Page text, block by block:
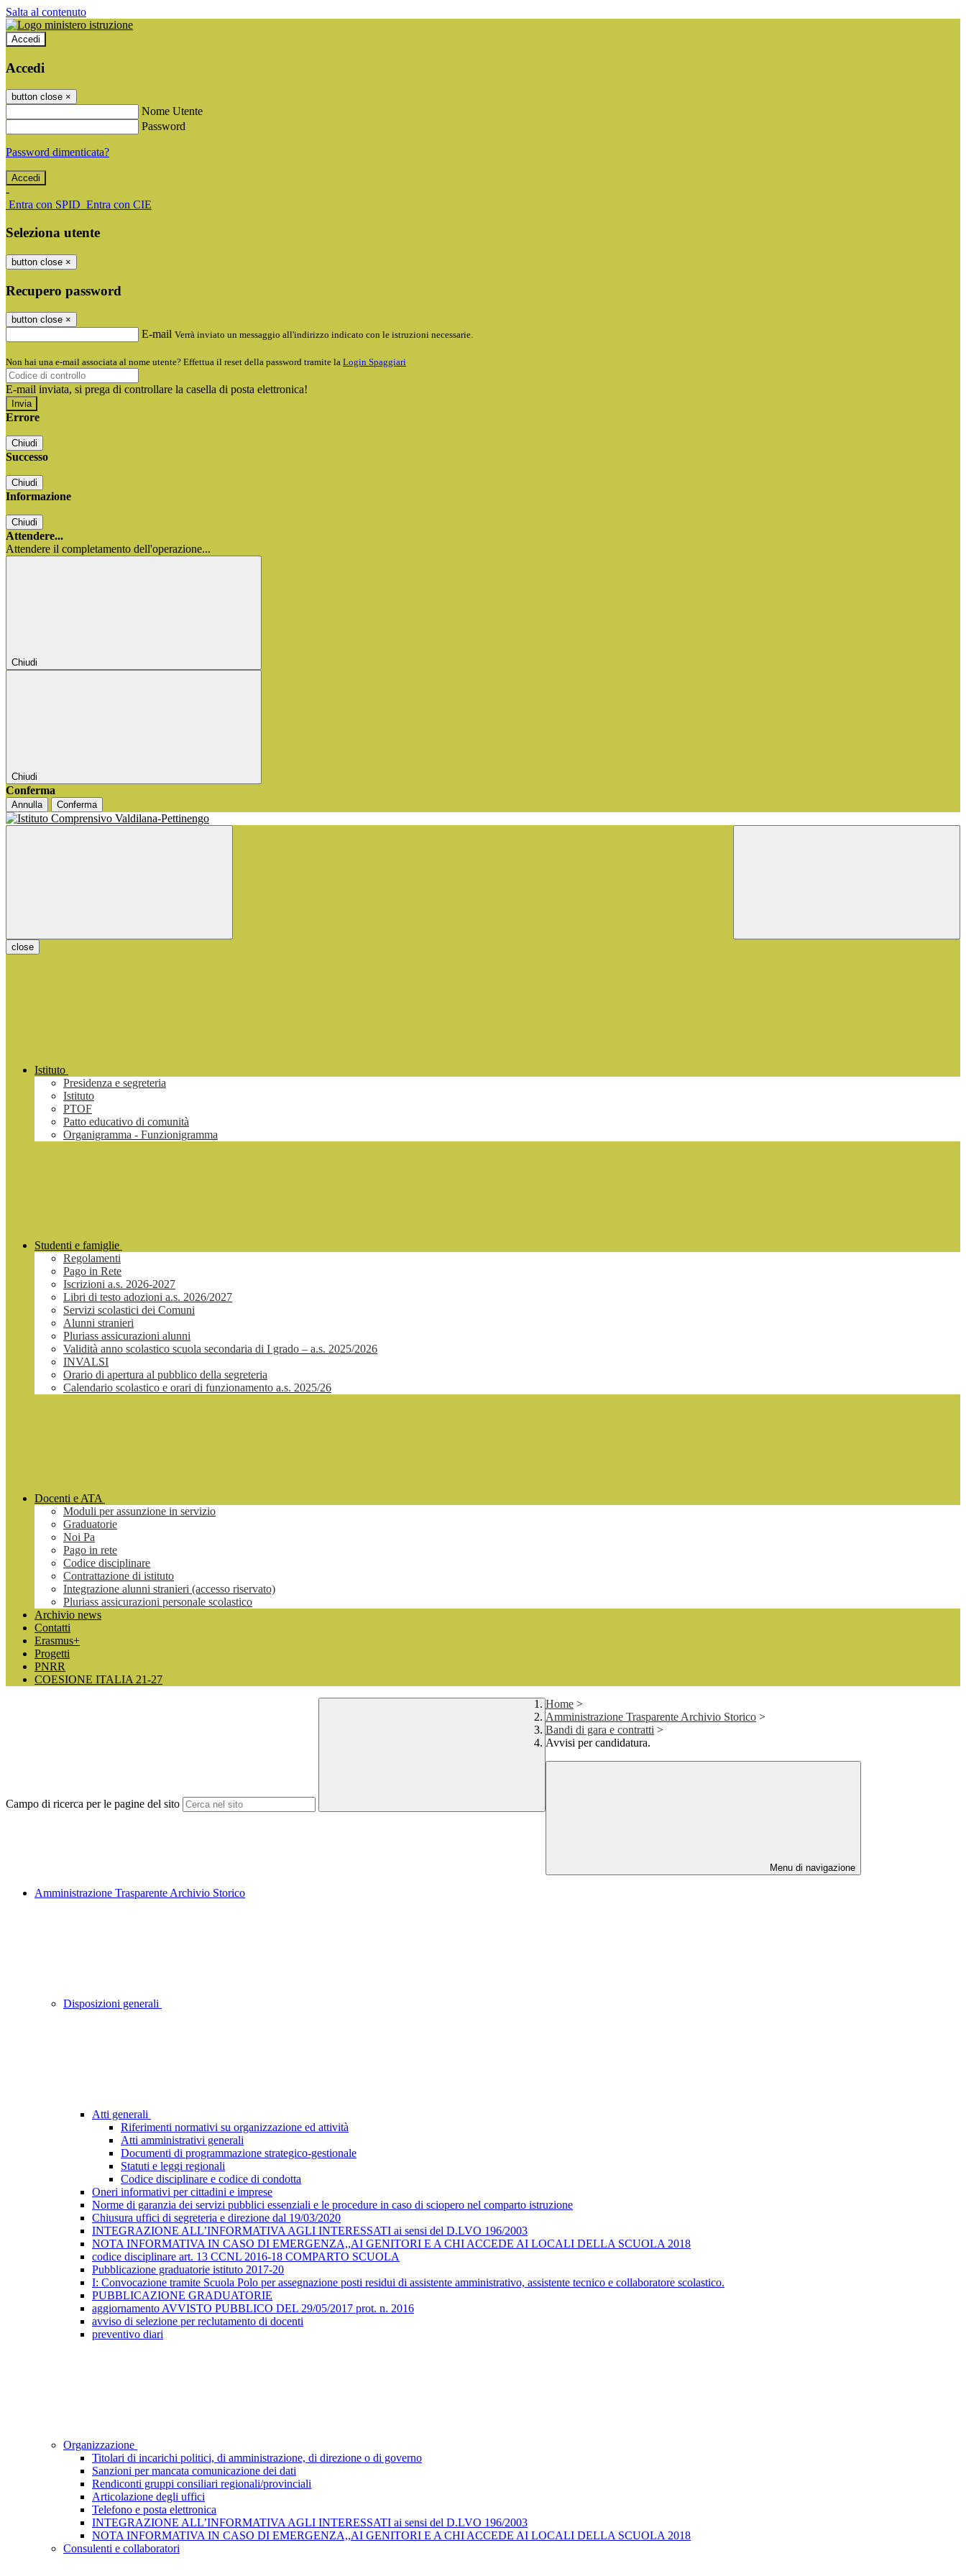
Salta al contenuto
Accedi
Accedi
button close ×
Nome Utente
Password
Password dimenticata?
-
Entra con SPID Entra con CIE
Seleziona utente
button close ×
Recupero password
button close ×
E-mail Verrà inviato un messaggio all'indirizzo indicato con le istruzioni necessarie.
Non hai una e-mail associata al nome utente? Effettua il reset della password tramite la Login Spaggiari
E-mail inviata, si prega di controllare la casella di posta elettronica!
Errore
Chiudi
Successo
Chiudi
Informazione
Chiudi
Attendere...
Attendere il completamento dell'operazione...
Chiudi
Chiudi
Conferma
Annulla Conferma
close
Istituto
Presidenza e segreteria
Istituto
PTOF
Patto educativo di comunità
Organigramma - Funzionigramma
Studenti e famiglie
Regolamenti
Pago in Rete
Iscrizioni a.s. 2026-2027
Libri di testo adozioni a.s. 2026/2027
Servizi scolastici dei Comuni
Alunni stranieri
Pluriass assicurazioni alunni
Validità anno scolastico scuola secondaria di I grado – a.s. 2025/2026
INVALSI
Orario di apertura al pubblico della segreteria
Calendario scolastico e orari di funzionamento a.s. 2025/26
Docenti e ATA
Moduli per assunzione in servizio
Graduatorie
Noi Pa
Pago in rete
Codice disciplinare
Contrattazione di istituto
Integrazione alunni stranieri (accesso riservato)
Pluriass assicurazioni personale scolastico
Archivio news
Contatti
Erasmus+
Progetti
PNRR
COESIONE ITALIA 21-27
Campo di ricerca per le pagine del sito
Home >
Amministrazione Trasparente Archivio Storico >
Bandi di gara e contratti >
Avvisi per candidatura.
Menu di navigazione
Amministrazione Trasparente Archivio Storico
Disposizioni generali
Atti generali
Riferimenti normativi su organizzazione ed attività
Atti amministrativi generali
Documenti di programmazione strategico-gestionale
Statuti e leggi regionali
Codice disciplinare e codice di condotta
Oneri informativi per cittadini e imprese
Norme di garanzia dei servizi pubblici essenziali e le procedure in caso di sciopero nel comparto istruzione
Chiusura uffici di segreteria e direzione dal 19/03/2020
INTEGRAZIONE ALL’INFORMATIVA AGLI INTERESSATI ai sensi del D.LVO 196/2003
NOTA INFORMATIVA IN CASO DI EMERGENZA,,AI GENITORI E A CHI ACCEDE AI LOCALI DELLA SCUOLA 2018
codice disciplinare art. 13 CCNL 2016-18 COMPARTO SCUOLA
Pubblicazione graduatorie istituto 2017-20
I: Convocazione tramite Scuola Polo per assegnazione posti residui di assistente amministrativo, assistente tecnico e collaboratore scolastico.
PUBBLICAZIONE GRADUATORIE
aggiornamento AVVISTO PUBBLICO DEL 29/05/2017 prot. n. 2016
avviso di selezione per reclutamento di docenti
preventivo diari
Organizzazione
Titolari di incarichi politici, di amministrazione, di direzione o di governo
Sanzioni per mancata comunicazione dei dati
Rendiconti gruppi consiliari regionali/provinciali
Articolazione degli uffici
Telefono e posta elettronica
INTEGRAZIONE ALL’INFORMATIVA AGLI INTERESSATI ai sensi del D.LVO 196/2003
NOTA INFORMATIVA IN CASO DI EMERGENZA,,AI GENITORI E A CHI ACCEDE AI LOCALI DELLA SCUOLA 2018
Consulenti e collaboratori